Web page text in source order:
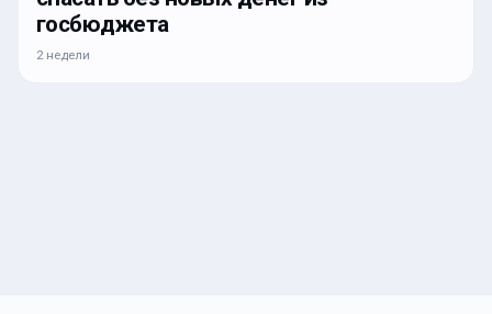
госбюджета
2 недели